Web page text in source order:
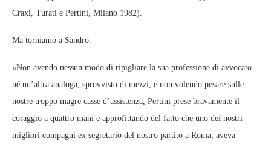
Craxi, Turati e Pertini, Milano 1982).
Ma torniamo a Sandro.
«Non avendo nessun modo di ripigliare la sua professione di avvocato
né un’altra analoga, sprovvisto di mezzi, e non volendo pesare sulle
nostre troppo magre casse d’assistenza, Pertini prese bravamente il
coraggio a quattro mani e approfittando del fatto che uno dei nostri
migliori compagni ex segretario del nostro partito a Roma, aveva